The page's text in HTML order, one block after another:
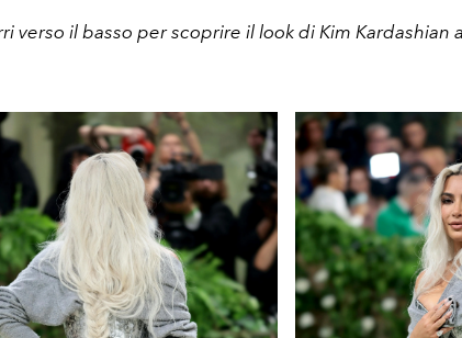
verso il basso per scoprire il look di Kim Kardashian